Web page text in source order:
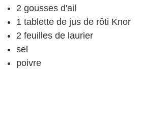
2 gousses d'ail
1 tablette de jus de rôti Knor
2 feuilles de laurier
sel
poivre